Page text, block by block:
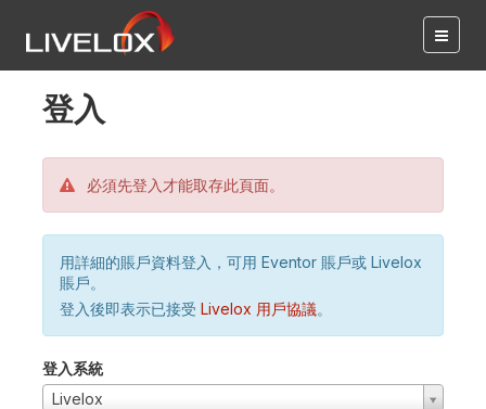
登入
必須先登入才能取存此頁面。
用詳細的賬戶資料登入，可用 Eventor 賬戶或 Livelox
賬戶。
登入後即表示已接受 Livelox 用戶協議。
登入系統
Livelox